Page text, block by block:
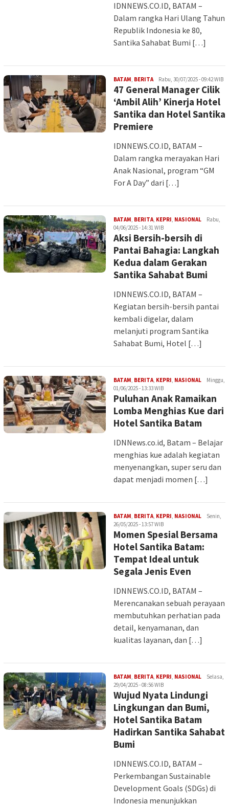
IDNNEWS.CO.ID, BATAM –
Dalam rangka Hari Ulang Tahun
Republik Indonesia ke 80,
Santika Sahabat Bumi […]
BATAM, BERITAImanRabu, 30/07/2025 - 09:42 WIB
47 General Manager Cilik
‘Ambil Alih’ Kinerja Hotel
Santika dan Hotel Santika
Premiere
IDNNEWS.CO.ID, BATAM –
Dalam rangka merayakan Hari
Anak Nasional, program “GM
For A Day” dari […]
BATAM, BERITA, KEPRI, NASIONALImanRabu,
04/06/2025 - 14:31 WIB
Aksi Bersih-bersih di
Pantai Bahagia: Langkah
Kedua dalam Gerakan
Santika Sahabat Bumi
IDNNEWS.CO.ID, BATAM –
Kegiatan bersih-bersih pantai
kembali digelar, dalam
melanjuti program Santika
Sahabat Bumi, Hotel […]
BATAM, BERITA, KEPRI, NASIONALImanMinggu,
01/06/2025 - 13:33 WIB
Puluhan Anak Ramaikan
Lomba Menghias Kue dari
Hotel Santika Batam
IDNNews.co.id, Batam – Belajar
menghias kue adalah kegiatan
menyenangkan, super seru dan
dapat menjadi momen […]
BATAM, BERITA, KEPRI, NASIONALImanSenin,
26/05/2025 - 13:57 WIB
Momen Spesial Bersama
Hotel Santika Batam:
Tempat Ideal untuk
Segala Jenis Even
IDNNEWS.CO.ID, BATAM –
Merencanakan sebuah perayaan
membutuhkan perhatian pada
detail, kenyamanan, dan
kualitas layanan, dan […]
BATAM, BERITA, KEPRI, NASIONALImanSelasa,
29/04/2025 - 08:56 WIB
Wujud Nyata Lindungi
Lingkungan dan Bumi,
Hotel Santika Batam
Hadirkan Santika Sahabat
Bumi
IDNNEWS.CO.ID, BATAM –
Perkembangan Sustainable
Development Goals (SDGs) di
Indonesia menunjukkan